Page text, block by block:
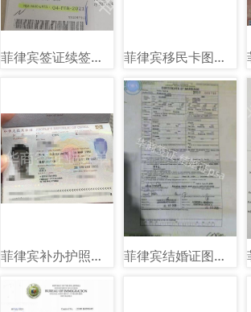
菲律宾签证续签图片样式讲解 菲律宾移民卡图片样式讲解
菲律宾补办护照旅行证回国证明图片样式 菲律宾结婚证图片样式讲解